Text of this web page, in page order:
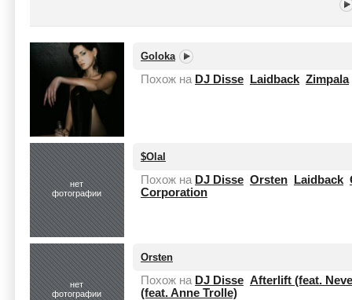
Goloka
Похож на DJ Disse Laidback Zimpala
нет
фотографии
$Olal
Похож на DJ Disse Orsten Laidback
Corporation
нет
фотографии
Orsten
Похож на DJ Disse Afterlift (feat.
(feat. Anne Trolle)